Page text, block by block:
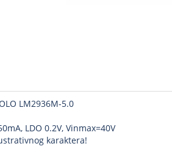
LM2936M-5.0
LDO 0.2V, Vinmax=40V
karaktera!